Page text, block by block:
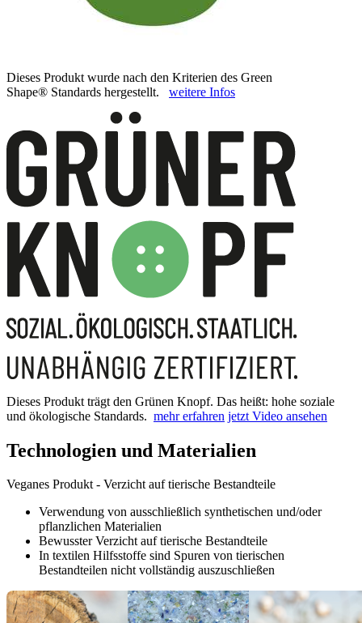
Dieses Produkt wurde nach den Kriterien des Green
Shape® Standards hergestellt. weitere Infos
Dieses Produkt trägt den Grünen Knopf. Das heißt: hohe soziale
und ökologische Standards. mehr erfahren jetzt Video ansehen
Technologien und Materialien
Veganes Produkt - Verzicht auf tierische Bestandteile
Verwendung von ausschließlich synthetischen und/oder
pflanzlichen Materialien
Bewusster Verzicht auf tierische Bestandteile
In textilen Hilfsstoffe sind Spuren von tierischen
Bestandteilen nicht vollständig auszuschließen